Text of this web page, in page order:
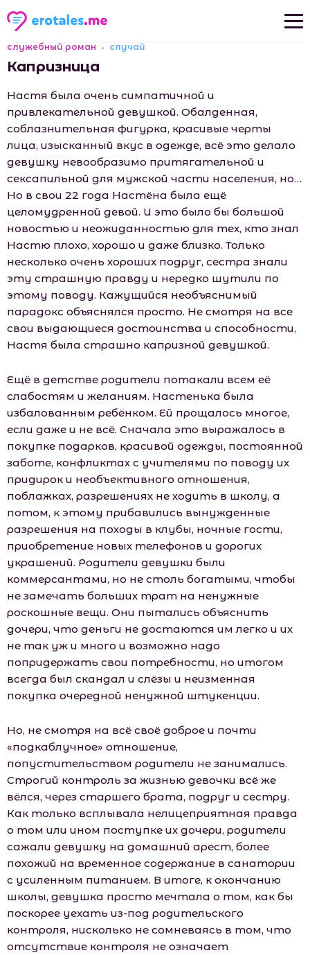
Новые рассказы
Популярные рассказы
служебный роман случай
Капризница
Настя была очень симпатичной и
привлекательной девушкой. Обалденная,
соблазнительная фигурка, красивые черты
лица, изысканный вкус в одежде, всё это делало
девушку невообразимо притягательной и
сексапильной для мужской части населения, но…
Но в свои 22 года Настёна была ещё
целомудренной девой. И это было бы большой
новостью и неожиданностью для тех, кто знал
Настю плохо, хорошо и даже близко. Только
несколько очень хороших подруг, сестра знали
эту страшную правду и нередко шутили по
этому поводу. Кажущийся необъяснимый
парадокс объяснялся просто. Не смотря на все
свои выдающиеся достоинства и способности,
Настя была страшно капризной девушкой.
Ещё в детстве родители потакали всем её
слабостям и желаниям. Настенька была
избалованным ребёнком. Ей прощалось многое,
если даже и не всё. Сначала это выражалось в
покупке подарков, красивой одежды, постоянной
заботе, конфликтах с учителями по поводу их
придирок и необъективного отношения,
поблажках, разрешениях не ходить в шкoлу, а
потом, к этому прибавились вынужденные
разрешения на походы в клубы, ночные гости,
приобретение новых телефонов и дорогих
украшений. Родители девушки были
коммерсантами, но не столь богатыми, чтобы
не замечать больших трат на ненужные
роскошные вещи. Они пытались объяснить
дочери, что деньги не достаются им легко и их
не так уж и много и возможно надо
попридержать свои потребности, но итогом
всегда был скандал и слёзы и неизменная
покупка очередной ненужной штукенции.
Но, не смотря на всё своё доброе и почти
«подкаблучное» отношение,
попустительством родители не занимались.
Строгий контроль за жизнью девочки всё же
вёлся, через старшего брата, подруг и сестру.
Как только всплывала нелицеприятная правда
о том или ином поступке их дочери, родители
сажали девушку на домашний арест, более
похожий на временное содержание в санатории
с усиленным питанием. В итоге, к окончанию
шкoлы, девушка просто мечтала о том, как бы
поскорее уехать из-под родительского
контроля, нисколько не сомневаясь в том, что
отсутствие контроля не означает